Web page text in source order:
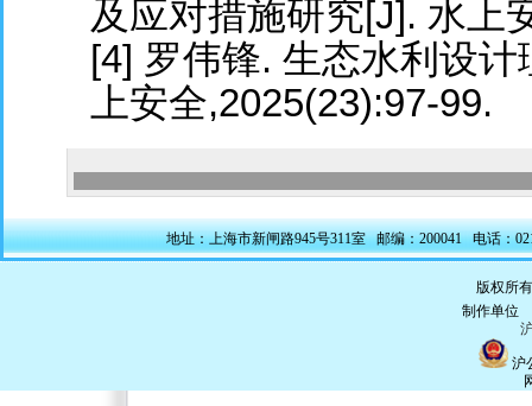
及应对措施研究[J]. 水上
[4] 罗伟锋. 生态水利设
上安全,2025(23):97-99.
地址：上海市新闸路945号311室 邮编：200041 电话：
版权所
制作单位
沪